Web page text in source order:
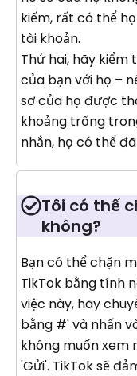
kiếm, rất có thể
tài khoản.
Thứ hai, hãy
của bạn với họ –
sơ của họ được
khoảng trống
nhắn, họ có thể
Tôi có thể
không?
Bạn có thể chặn
TikTok bằng tính
việc này, hãy
bằng #' và nhấn
không muốn xem
'Gửi'. TikTok sẽ